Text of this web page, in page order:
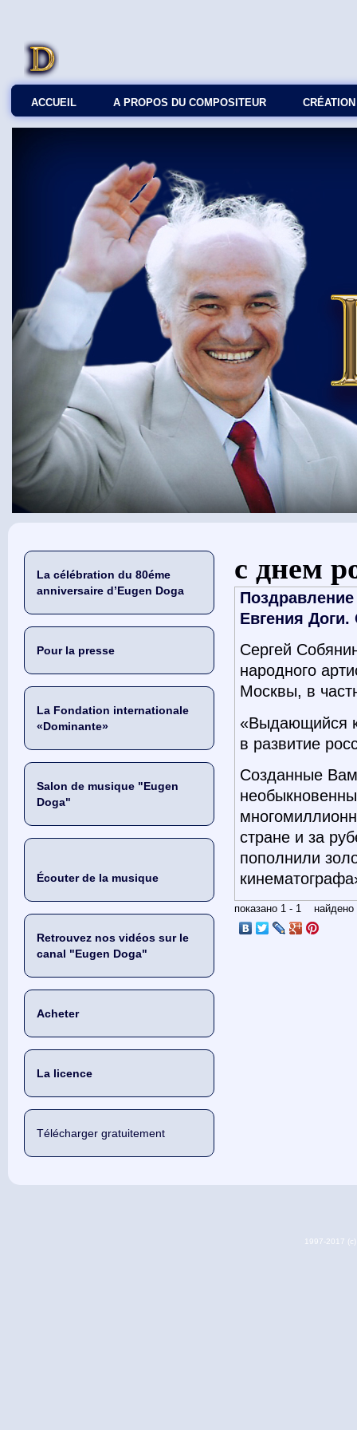
ACCUEIL A PROPOS DU COMPOSITEUR СRÉATION
La célébration du 80éme
anniversaire d’Eugen Doga
Pour la presse
La Fondation internationale
«Dominante»
Salon de musique "Eugen
Doga"
Écouter de la musique
Retrouvez nos vidéos sur le
canal "Eugen Doga"
Acheter
La licence
Télécharger gratuitement
с днем
Евгения
Сергей
народного
Москвы, в
«Выдающийся
в развитие
Созданные
стране и за
пополнили
показано 1 - 1 найдено
1997-2017